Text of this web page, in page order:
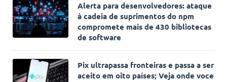
Alerta para desenvolvedores: ataque
à cadeia de suprimentos do npm
compromete mais de 430 bibliotecas
de software
Pix ultrapassa fronteiras e passa a ser
aceito em oito países; Veja onde voce